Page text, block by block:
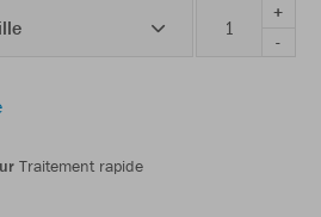
+
-
Traitement rapide